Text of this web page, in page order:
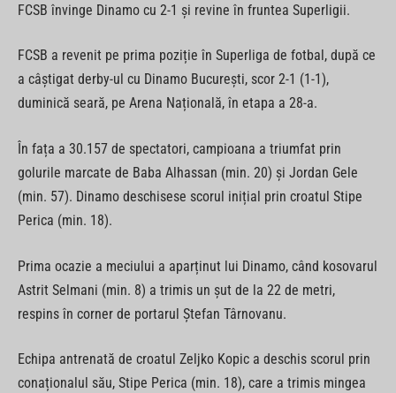
FCSB învinge Dinamo cu 2-1 și revine în fruntea Superligii.
FCSB a revenit pe prima poziție în Superliga de fotbal, după ce
a câștigat derby-ul cu Dinamo București, scor 2-1 (1-1),
duminică seară, pe Arena Națională, în etapa a 28-a.
În fața a 30.157 de spectatori, campioana a triumfat prin
golurile marcate de Baba Alhassan (min. 20) și Jordan Gele
(min. 57). Dinamo deschisese scorul inițial prin croatul Stipe
Perica (min. 18).
Prima ocazie a meciului a aparținut lui Dinamo, când kosovarul
Astrit Selmani (min. 8) a trimis un șut de la 22 de metri,
respins în corner de portarul Ștefan Târnovanu.
Echipa antrenată de croatul Zeljko Kopic a deschis scorul prin
conaționalul său, Stipe Perica (min. 18), care a trimis mingea